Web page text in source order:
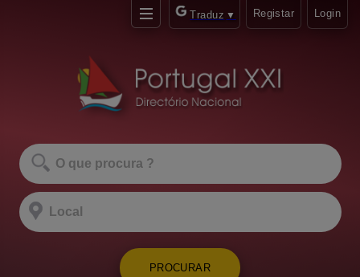
Traduz ▼ Registar Login
PROCURAR